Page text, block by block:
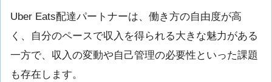
Uber Eats配達パートナーは、働き方の自由度が高
く、自分のペースで収入を得られる大きな魅力がある
一方で、収入の変動や自己管理の必要性といった課題
も存在します。